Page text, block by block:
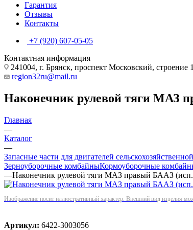
Гарантия
Отзывы
Контакты
+7 (920) 607-05-05
Контактная информация
241004, г. Брянск, проспект Московский,
region32ru@mail.ru
Наконечник рулевой тяги МАЗ
Главная
—
Каталог
—
Запасные части для двигателей
Зерноуборочные комбайныКормоуборочные
—Наконечник рулевой тяги МАЗ правый БААЗ
Изображение носит иллюстративный характер. Внешний вид изделия
Артикул: 6422-3003056